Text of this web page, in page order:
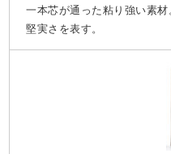
一本芯が通った粘り強い素
堅実さを表す。